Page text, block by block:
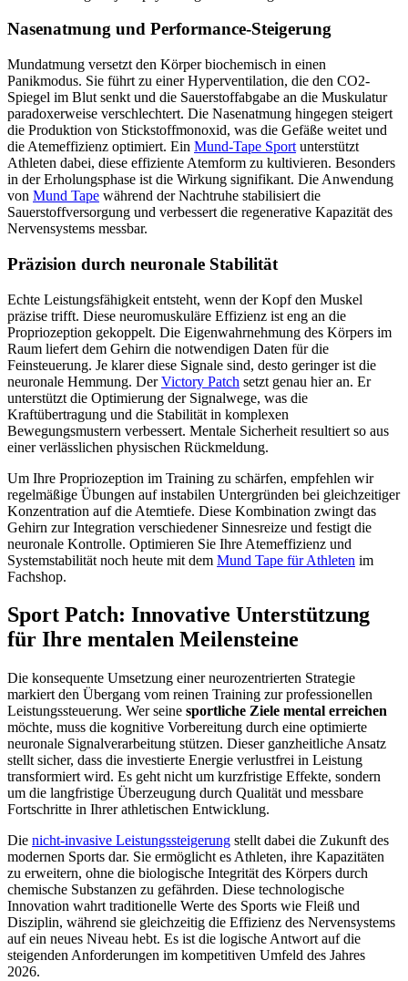
Nasenatmung und Performance-Steigerung
Mundatmung versetzt den Körper biochemisch in einen
Panikmodus. Sie führt zu einer Hyperventilation, die den CO2-
Spiegel im Blut senkt und die Sauerstoffabgabe an die Muskulatur
paradoxerweise verschlechtert. Die Nasenatmung hingegen steigert
die Produktion von Stickstoffmonoxid, was die Gefäße weitet und
die Atemeffizienz optimiert. Ein Mund-Tape Sport unterstützt
Athleten dabei, diese effiziente Atemform zu kultivieren. Besonders
in der Erholungsphase ist die Wirkung signifikant. Die Anwendung
von Mund Tape während der Nachtruhe stabilisiert die
Sauerstoffversorgung und verbessert die regenerative Kapazität des
Nervensystems messbar.
Präzision durch neuronale Stabilität
Echte Leistungsfähigkeit entsteht, wenn der Kopf den Muskel
präzise trifft. Diese neuromuskuläre Effizienz ist eng an die
Propriozeption gekoppelt. Die Eigenwahrnehmung des Körpers im
Raum liefert dem Gehirn die notwendigen Daten für die
Feinsteuerung. Je klarer diese Signale sind, desto geringer ist die
neuronale Hemmung. DerVictory Patch setzt genau hier an. Er
unterstützt die Optimierung der Signalwege, was die
Kraftübertragung und die Stabilität in komplexen
Bewegungsmustern verbessert. Mentale Sicherheit resultiert so aus
einer verlässlichen physischen Rückmeldung.
Um Ihre Propriozeption im Training zu schärfen, empfehlen wir
regelmäßige Übungen auf instabilen Untergründen bei gleichzeitiger
Konzentration auf die Atemtiefe. Diese Kombination zwingt das
Gehirn zur Integration verschiedener Sinnesreize und festigt die
neuronale Kontrolle. Optimieren Sie Ihre Atemeffizienz und
Systemstabilität noch heute mit dem Mund Tape für Athleten im
Fachshop.
Sport Patch: Innovative Unterstützung
für Ihre mentalen Meilensteine
Die konsequente Umsetzung einer neurozentrierten Strategie
markiert den Übergang vom reinen Training zur professionellen
Leistungssteuerung. Wer seine sportliche Ziele mental erreichen
möchte, muss die kognitive Vorbereitung durch eine optimierte
neuronale Signalverarbeitung stützen. Dieser ganzheitliche Ansatz
stellt sicher, dass die investierte Energie verlustfrei in Leistung
transformiert wird. Es geht nicht um kurzfristige Effekte, sondern
um die langfristige Überzeugung durch Qualität und messbare
Fortschritte in Ihrer athletischen Entwicklung.
Die nicht-invasive Leistungssteigerung stellt dabei die Zukunft des
modernen Sports dar. Sie ermöglicht es Athleten, ihre Kapazitäten
zu erweitern, ohne die biologische Integrität des Körpers durch
chemische Substanzen zu gefährden. Diese technologische
Innovation wahrt traditionelle Werte des Sports wie Fleiß und
Disziplin, während sie gleichzeitig die Effizienz des Nervensystems
auf ein neues Niveau hebt. Es ist die logische Antwort auf die
steigenden Anforderungen im kompetitiven Umfeld des Jahres
2026.